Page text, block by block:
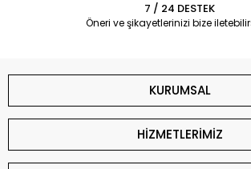
7 / 24 DESTEK
Öneri ve şikayetlerinizi bize
KURUMSAL
HİZMETLERİMİZ